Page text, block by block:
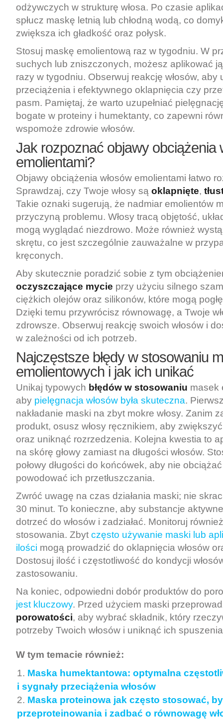
odżywczych w strukturę włosa. Po czasie
spłucz maskę letnią lub chłodną wodą, co
zwiększa ich gładkość oraz połysk.
Stosuj maskę emolientową raz w tygodniu. W
suchych lub zniszczonych, możesz aplikować
razy w tygodniu. Obserwuj reakcję włosów, aby
przeciążenia i efektywnego oklapnięcia czy
pasm. Pamiętaj, że warto uzupełniać
bogate w proteiny i humektanty, co zapewni
wspomoże zdrowie włosów.
Jak rozpoznać objawy obciążenia
emolientami?
Objawy obciążenia włosów emolientami łatwo
Sprawdzaj, czy Twoje włosy są oklapnięte,
Takie oznaki sugerują, że nadmiar emolientów
przyczyną problemu. Włosy tracą objętość,
mogą wyglądać niezdrowo. Może również
skrętu, co jest szczególnie zauważalne w
kręconych.
Aby skutecznie poradzić sobie z tym
oczyszczające mycie przy użyciu silnego
ciężkich olejów oraz silikonów, które mogą
Dzięki temu przywrócisz równowagę, a Twoje
zdrowsze. Obserwuj reakcję swoich włosów i
w zależności od ich potrzeb.
Najczęstsze błędy w stosowaniu
emolientowych i jak ich unikać
Unikaj typowych błędów w stosowaniu masek
aby pielęgnacja włosów była skuteczna.
nakładanie maski na zbyt mokre włosy. Zanim
produkt, osusz włosy ręcznikiem, aby
oraz uniknąć rozrzedzenia. Kolejna kwestia to
na skórę głowy zamiast na długości włosów.
połowy długości do końcówek, aby nie
powodować ich przetłuszczania.
Zwróć uwagę na czas działania maski; nie
30 minut. To konieczne, aby substancje
dotrzeć do włosów i zadziałać. Monitoruj
stosowania. Zbyt często używanie maski lub
ilości mogą prowadzić do oklapnięcia włosów
Dostosuj ilość i częstotliwość do kondycji
zastosowaniu.
Na koniec, odpowiedni dobór produktów do
jest kluczowy. Przed użyciem maski
porowatości, aby wybrać składnik, który
potrzeby Twoich włosów i uniknąć ich
W tym temacie również:
Maska humektantowa: optymalna
i sygnały przeciążenia włosów
Maska proteinowa jak często stosować,
przeproteinowania i zadbać o równowagę